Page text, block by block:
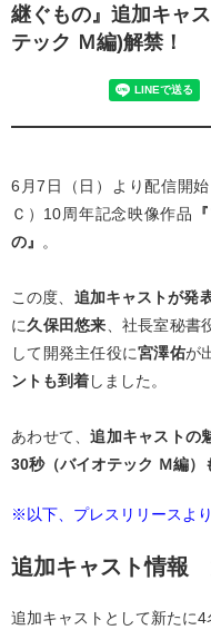
継ぐもの』追加キャ
テック Ｍ編)解禁！
6月7日（日）より配信開
Ｃ）10周年記念映像作品
の』
。
この度、 追加キャストが発
に久保田悠来 、社長室秘書
して開発主任役に宮澤佑が
ントも到着しました。
あわせて、追加キャストの
30秒（バイオテック Ｍ編）
※以下、プレスリリースよ
追加キャスト情報
追加キャストとして新たに